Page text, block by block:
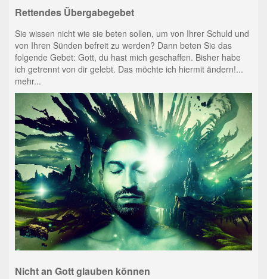
Rettendes Übergabegebet
Sie wissen nicht wie sie beten sollen, um von Ihrer Schuld und
von Ihren Sünden befreit zu werden? Dann beten Sie das
folgende Gebet: Gott, du hast mich geschaffen. Bisher habe
ich getrennt von dir gelebt. Das möchte ich hiermit ändern!...
mehr...
Nicht an Gott glauben können